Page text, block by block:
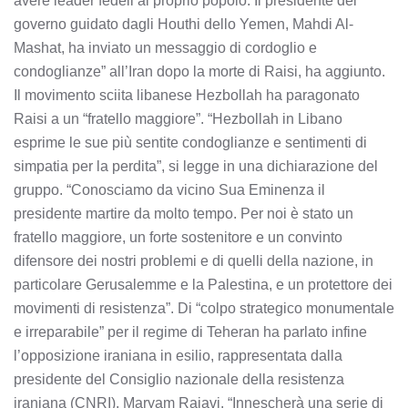
governo guidato dagli Houthi dello Yemen, Mahdi Al-
Mashat, ha inviato un messaggio di cordoglio e
condoglianze” all’Iran dopo la morte di Raisi, ha aggiunto.
Il movimento sciita libanese Hezbollah ha paragonato
Raisi a un “fratello maggiore”. “Hezbollah in Libano
esprime le sue più sentite condoglianze e sentimenti di
simpatia per la perdita”, si legge in una dichiarazione del
gruppo. “Conosciamo da vicino Sua Eminenza il
presidente martire da molto tempo. Per noi è stato un
fratello maggiore, un forte sostenitore e un convinto
difensore dei nostri problemi e di quelli della nazione, in
particolare Gerusalemme e la Palestina, e un protettore dei
movimenti di resistenza”. Di “colpo strategico monumentale
e irreparabile” per il regime di Teheran ha parlato infine
l’opposizione iraniana in esilio, rappresentata dalla
presidente del Consiglio nazionale della resistenza
iraniana (CNRI), Maryam Rajavi. “Innescherà una serie di